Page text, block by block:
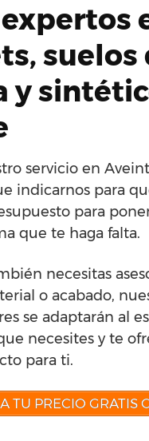
suelos
y
servicio en
indicarnos para
para
que te haga falta.
necesitas
o acabado,
se adaptarán al
necesites y te
para ti.
TU PRECIO GRATIS